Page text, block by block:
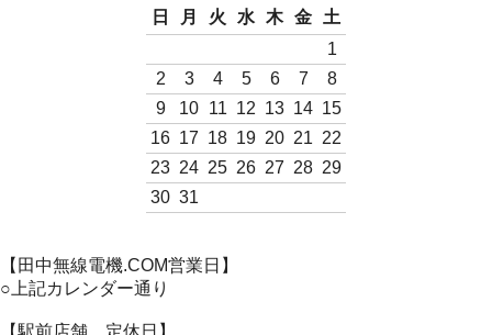
日
月 火 水 木 金
土
1
2
3 4 5 6 7
8
9
10 11 12 13 14 15
16 17 18 19 20 21 22
23 24 25 26 27 28 29
30 31
【田中無線電機.COM営業日】
○上記カレンダー通り
【駅前店舗 定休日】